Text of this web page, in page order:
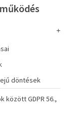
döntések
között GDPR 56.,